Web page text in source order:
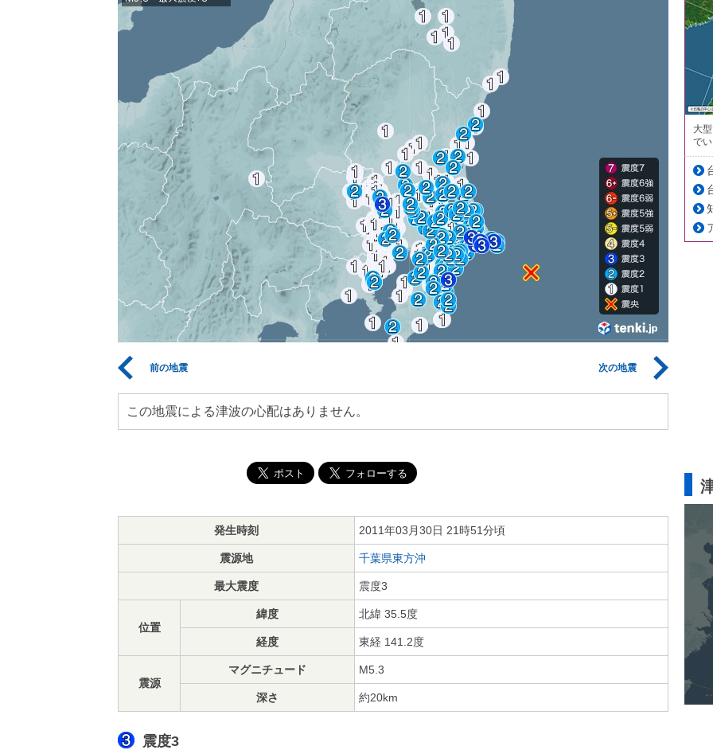
前の地震 次の地震
この地震による津波の心配はありません。
発生時刻 2011年03月30日 21時51分頃
震源地 千葉県東方沖
最大震度 震度3
位置
緯度 北緯 35.5度
経度 東経 141.2度
震源
マグニチュード M5.3
深さ 約20km
震度3
大
で